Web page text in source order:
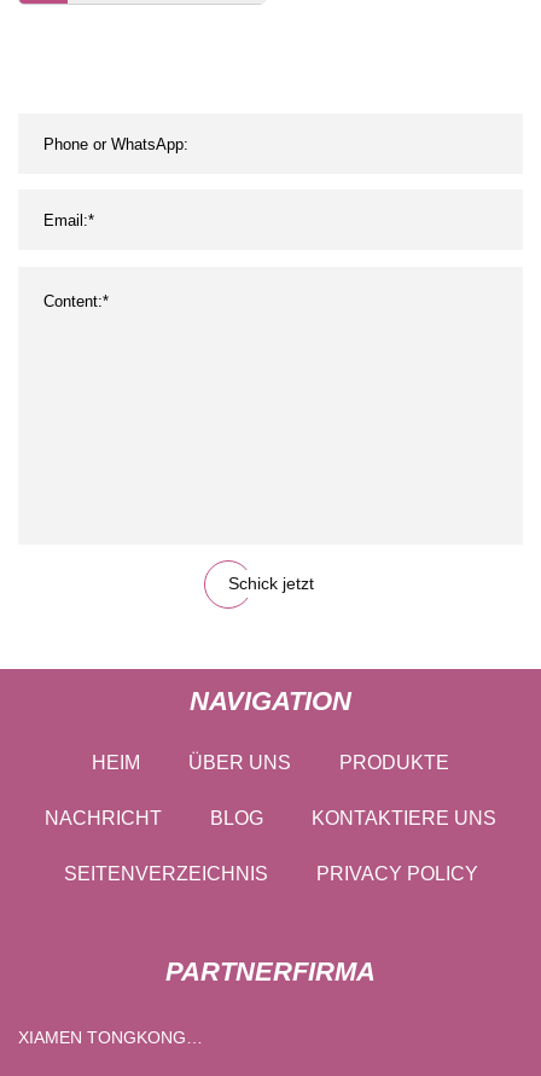
Sicherheitsvlies
Schick jetzt
NAVIGATION
HEIM ÜBER UNS PRODUKTE
NACHRICHT BLOG KONTAKTIERE UNS
SEITENVERZEICHNIS PRIVACY POLICY
PARTNERFIRMA
XIAMEN TONGKONG